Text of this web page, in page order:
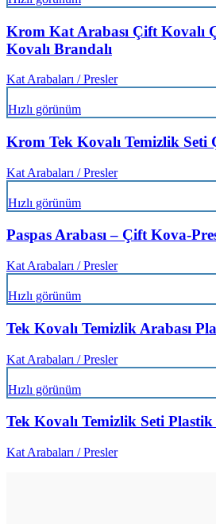
Krom Kat Arabası Çift Kovalı
Kovalı Brandalı
Kat Arabaları / Presler
Hızlı görünüm
Krom Tek Kovalı Temizlik Seti
Kat Arabaları / Presler
Hızlı görünüm
Paspas Arabası – Çift Kova-
Kat Arabaları / Presler
Hızlı görünüm
Tek Kovalı Temizlik Arabası
Kat Arabaları / Presler
Hızlı görünüm
Tek Kovalı Temizlik Seti Plastik
Kat Arabaları / Presler